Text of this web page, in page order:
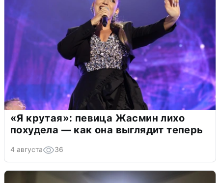
«Я крутая»: певица Жасмин лихо
похудела — как она выглядит теперь
4 августа 36